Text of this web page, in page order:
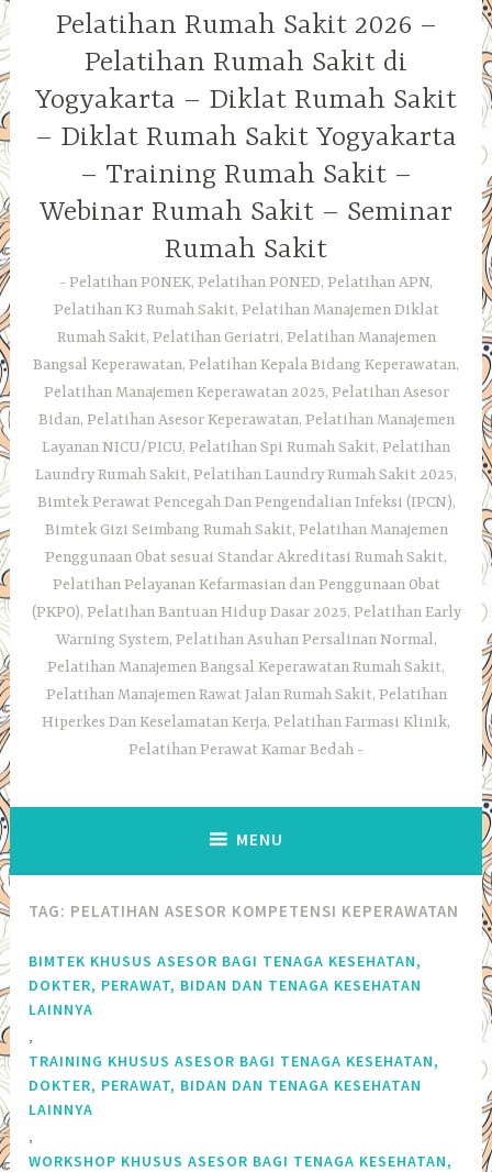
Pelatihan Rumah Sakit 2026 –
Pelatihan Rumah Sakit di
Yogyakarta – Diklat Rumah Sakit
– Diklat Rumah Sakit Yogyakarta
– Training Rumah Sakit –
Webinar Rumah Sakit – Seminar
Rumah Sakit
Pelatihan PONEK, Pelatihan PONED, Pelatihan APN,
Pelatihan K3 Rumah Sakit, Pelatihan Manajemen Diklat
Rumah Sakit, Pelatihan Geriatri, Pelatihan Manajemen
Bangsal Keperawatan, Pelatihan Kepala Bidang Keperawatan,
Pelatihan Manajemen Keperawatan 2025, Pelatihan Asesor
Bidan, Pelatihan Asesor Keperawatan, Pelatihan Manajemen
Layanan NICU/PICU, Pelatihan Spi Rumah Sakit, Pelatihan
Laundry Rumah Sakit, Pelatihan Laundry Rumah Sakit 2025,
Bimtek Perawat Pencegah Dan Pengendalian Infeksi (IPCN),
Bimtek Gizi Seimbang Rumah Sakit, Pelatihan Manajemen
Penggunaan Obat sesuai Standar Akreditasi Rumah Sakit,
Pelatihan Pelayanan Kefarmasian dan Penggunaan Obat
(PKPO), Pelatihan Bantuan Hidup Dasar 2025, Pelatihan Early
Warning System, Pelatihan Asuhan Persalinan Normal,
Pelatihan Manajemen Bangsal Keperawatan Rumah Sakit,
Pelatihan Manajemen Rawat Jalan Rumah Sakit, Pelatihan
Hiperkes Dan Keselamatan Kerja, Pelatihan Farmasi Klinik,
Pelatihan Perawat Kamar Bedah
MENU
TAG: PELATIHAN ASESOR KOMPETENSI KEPERAWATAN
BIMTEK KHUSUS ASESOR BAGI TENAGA KESEHATAN,
DOKTER, PERAWAT, BIDAN DAN TENAGA KESEHATAN
LAINNYA
TRAINING KHUSUS ASESOR BAGI TENAGA KESEHATAN,
DOKTER, PERAWAT, BIDAN DAN TENAGA KESEHATAN
LAINNYA
WORKSHOP KHUSUS ASESOR BAGI TENAGA KESEHATAN,